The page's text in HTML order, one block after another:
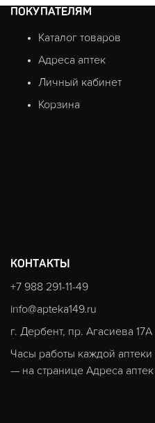
ПОКУПАТЕЛЯМ
Каталог товаров
Адреса аптек
Личный кабинет
Корзина
КОНТАКТЫ
+7 988 291-11-49
info@apteka149.ru
г. Дербент, пр. Агасиева 17А
Часы работы каждой аптеки
— на странице Адреса аптек